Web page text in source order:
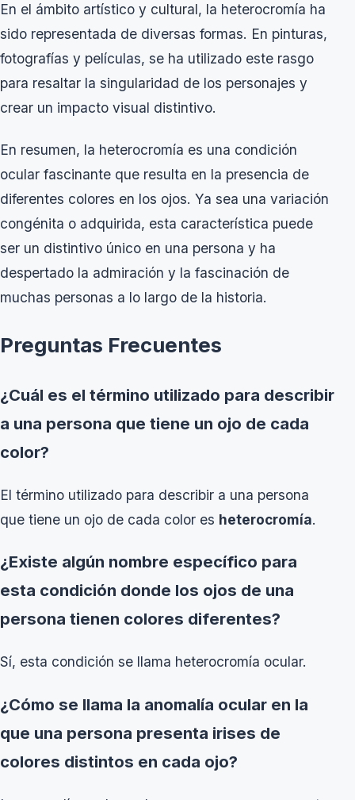
En el ámbito artístico y cultural, la heterocromía ha
sido representada de diversas formas. En pinturas,
fotografías y películas, se ha utilizado este rasgo
para resaltar la singularidad de los personajes y
crear un impacto visual distintivo.
En resumen, la heterocromía es una condición
ocular fascinante que resulta en la presencia de
diferentes colores en los ojos. Ya sea una variación
congénita o adquirida, esta característica puede
ser un distintivo único en una persona y ha
despertado la admiración y la fascinación de
muchas personas a lo largo de la historia.
Preguntas Frecuentes
¿Cuál es el término utilizado para describir
a una persona que tiene un ojo de cada
color?
El término utilizado para describir a una persona
que tiene un ojo de cada color es heterocromía.
¿Existe algún nombre específico para
esta condición donde los ojos de una
persona tienen colores diferentes?
Sí, esta condición se llama heterocromía ocular.
¿Cómo se llama la anomalía ocular en la
que una persona presenta irises de
colores distintos en cada ojo?